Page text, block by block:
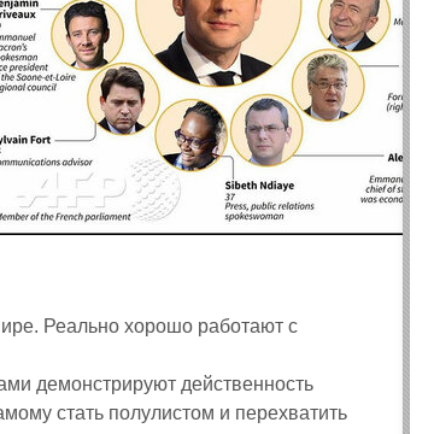
Реально хорошо работают с
демонстрируют действенность
стать полулистом и перехватить